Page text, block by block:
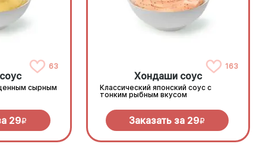
63
сырным
29R
163
Хондаши соус
Классический японский соус с
тонким рыбным вкусом
Заказать за 29R